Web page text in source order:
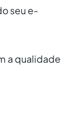
seu e-
a qualidade